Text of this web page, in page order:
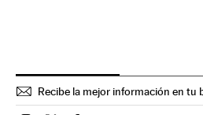
Recibe la mejor información en tu